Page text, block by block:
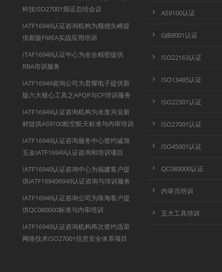
科技ISO27001颁证总结会议
IATF16949认证咨询机构为顺德矢崎提
供新版FMEA实战应用培训
ITAF16949认证中心为全合精密提供
RBA培训服务
IATF16949咨询公司为君耀电子提供新
版六大核心工具之APQP与CP培训服务
IATF16949认证咨询机构为水发兴业新
材提供AS9100航空航天标准与内审培训
IATF16949认证咨询服务中心签约诚旭
五金IATF16949认证咨询和培训项目
IATF16949认证咨询中心为福建客户提
供iATF169496949认证咨询与培训服务
IATF16949认证咨询公司为珠海客户提
供QC080000标准与内审培训
IATF16949认证咨询机构再次签约迅雷
网络技术ISO27001信息安全体系项目
AS9100认证
GJB9001认证
ISO22163认证
ISO13485认证
ISO22301认证
ISO27001认证
ISO45001认证
QC080000认证
内审员培训
五大工具培训